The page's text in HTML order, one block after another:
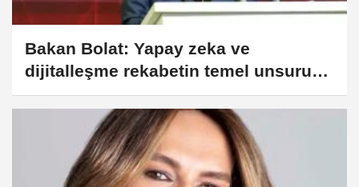
Bakan Bolat: Yapay zeka ve
dijitalleşme rekabetin temel unsuru
oldu